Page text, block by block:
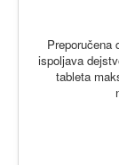
Preporučena
ispoljava
tableta